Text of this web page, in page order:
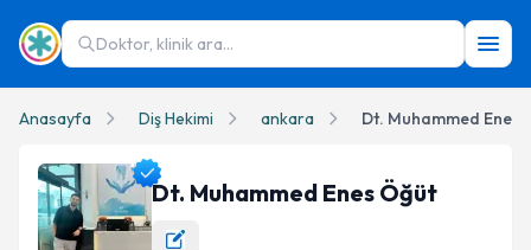
Doktor, klinik ara...
Anasayfa Diş Hekimi ankara Dt. Muhammed Enes
Dt. Muhammed Enes Öğüt